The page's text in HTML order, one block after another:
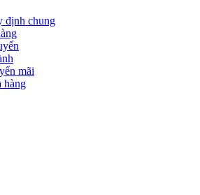
định chung
mãi
hàng